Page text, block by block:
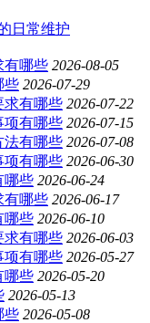
日常维护
有哪些 2026-08-05
些 2026-07-29
求有哪些 2026-07-22
项有哪些 2026-07-15
法有哪些 2026-07-08
项有哪些 2026-06-30
哪些 2026-06-24
有哪些 2026-06-17
哪些 2026-06-10
求有哪些 2026-06-03
项有哪些 2026-05-27
哪些 2026-05-20
2026-05-13
些 2026-05-08